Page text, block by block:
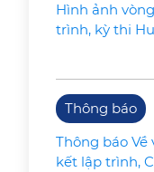
Hình ảnh
trình, kỳ thi
Thông báo
Thông báo
kết lập trình,